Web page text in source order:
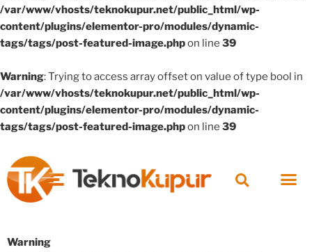
/var/www/vhosts/teknokupur.net/public_html/wp-
content/plugins/elementor-pro/modules/dynamic-
tags/tags/post-featured-image.phpon line 39
Warning: Trying to access array offset on value of type bool in
/var/www/vhosts/teknokupur.net/public_html/wp-
content/plugins/elementor-pro/modules/dynamic-
tags/tags/post-featured-image.phpon line 39
Warning